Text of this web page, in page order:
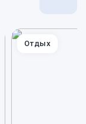
Отдых